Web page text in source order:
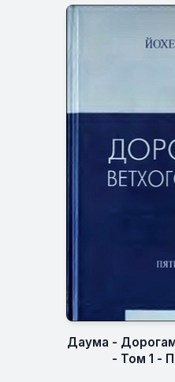
Даума -
- Том 1 -